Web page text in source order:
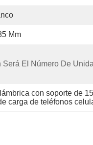
Mm
El Número De
con soporte de
carga de teléfonos